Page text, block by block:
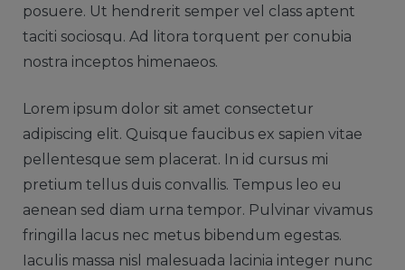
posuere. Ut hendrerit semper vel class aptent
taciti sociosqu. Ad litora torquent per conubia
nostra inceptos himenaeos.
Lorem ipsum dolor sit amet consectetur
adipiscing elit. Quisque faucibus ex sapien vitae
pellentesque sem placerat. In id cursus mi
pretium tellus duis convallis. Tempus leo eu
aenean sed diam urna tempor. Pulvinar vivamus
fringilla lacus nec metus bibendum egestas.
Iaculis massa nisl malesuada lacinia integer nunc